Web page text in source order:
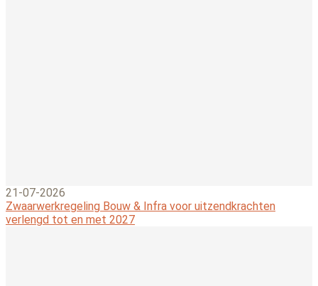
21-07-2026
Zwaarwerkregeling Bouw & Infra voor uitzendkrachten
verlengd tot en met 2027